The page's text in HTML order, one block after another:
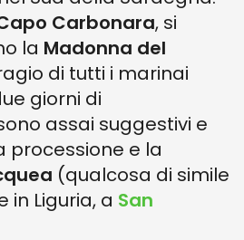
Carbonara, si
la Madonna del
di tutti i marinai
giorni di
assai suggestivi e
processione e la
(qualcosa di simile
in Liguria, a San